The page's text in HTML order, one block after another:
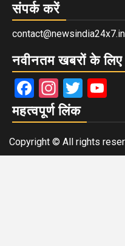
संपर्क करें
contact@newsindia24x7.in
नवीनतम खबरों के
Facebook
महत्वपूर्ण लिंक
Copyright © All rights